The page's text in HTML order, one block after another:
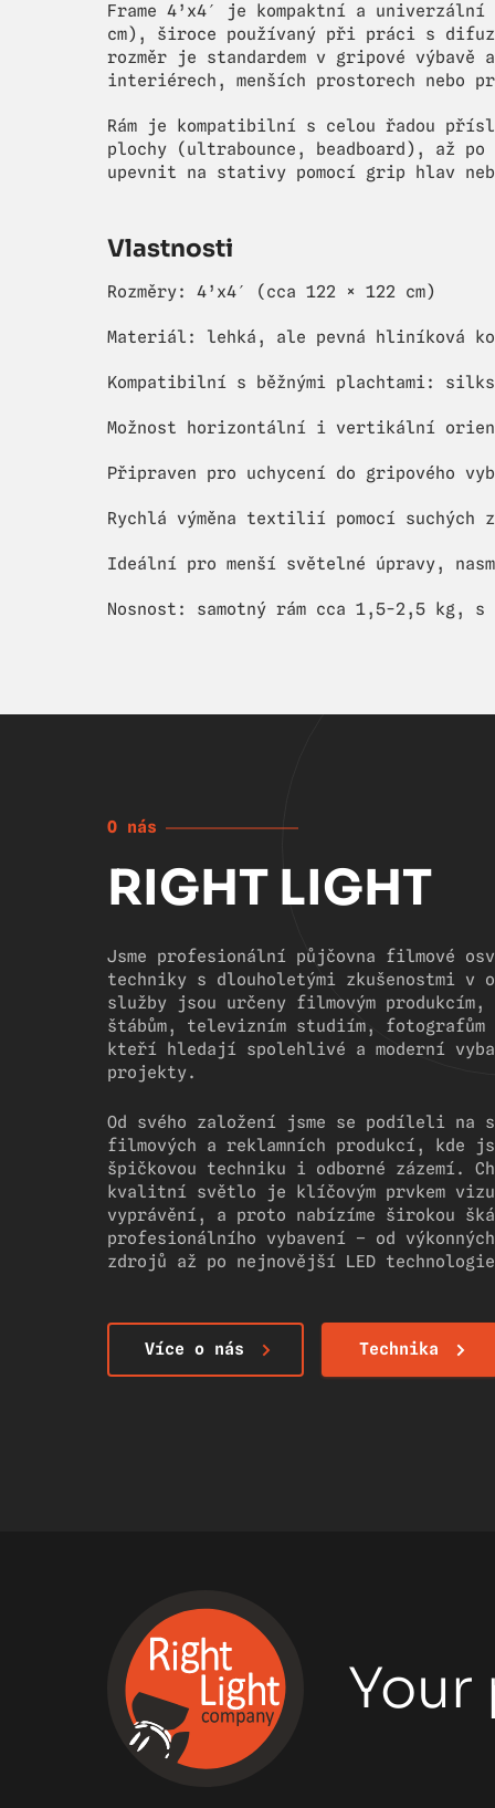
Frame 4’x4′ je kompaktní a
cm), široce používaný při práci s
rozměr je standardem v gripové
interiérech, menších prostorech nebo
Rám je kompatibilní s celou řadou
plochy (ultrabounce, beadboard), až
upevnit na stativy pomocí grip hlav
Vlastnosti
Rozměry: 4’x4′ (cca 122 × 122 cm)
Materiál: lehká, ale pevná hliníková
Kompatibilní s běžnými plachtami:
Možnost horizontální i vertikální
Připraven pro uchycení do gripového
Rychlá výměna textilií pomocí suchých
Ideální pro menší světelné úpravy,
Nosnost: samotný rám cca 1,5-2,5 kg,
O nás
RIGHT LIGHT
Jsme profesionální půjčovna filmové
techniky s dlouholetými zkušenostmi v
služby jsou určeny filmovým produkcím,
štábům, televizním studiím,
kteří hledají spolehlivé a moderní
projekty.
Od svého založení jsme se podíleli na
filmových a reklamních produkcí, kde
špičkovou techniku i odborné zázemí.
kvalitní světlo je klíčovým prvkem
vyprávění, a proto nabízíme širokou
profesionálního vybavení – od
zdrojů až po nejnovější LED
Více o nás Technika